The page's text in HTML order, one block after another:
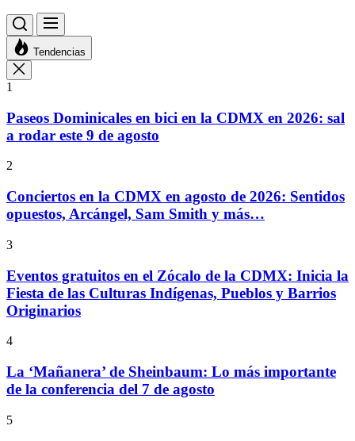
Tendencias
1
Paseos Dominicales en bici en la CDMX en 2026: sal
a rodar este 9 de agosto
2
Conciertos en la CDMX en agosto de 2026: Sentidos
opuestos, Arcángel, Sam Smith y más…
3
Eventos gratuitos en el Zócalo de la CDMX: Inicia la
Fiesta de las Culturas Indígenas, Pueblos y Barrios
Originarios
4
La ‘Mañanera’ de Sheinbaum: Lo más importante
de la conferencia del 7 de agosto
5